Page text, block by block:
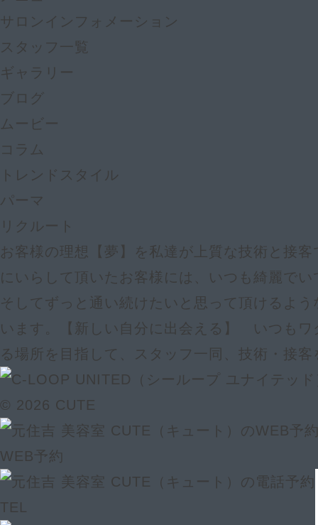
サロンインフォメーション
スタッフ一覧
ギャラリー
ブログ
ムービー
コラム
トレンドスタイル
パーマ
リクルート
お客様の理想【夢】を私達が上質な技術と接
にいらして頂いたお客様には、いつも綺麗で
そしてずっと通い続けたいと思って頂けるよ
います。【新しい自分に出会える】 いつもワ
る場所を目指して、スタッフ一同、技術・接
© 2026 CUTE
WEB予約
TEL